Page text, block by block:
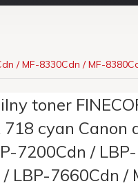
/ MF-8330Cdn / MF-
toner
cyan Canon
7200Cdn / LBP-
LBP-7660Cdn /